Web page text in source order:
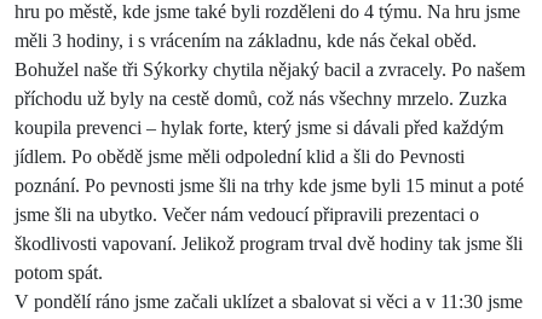
hru po městě, kde jsme také byli rozděleni do 4 týmu. Na hru jsme
měli 3 hodiny, i s vrácením na základnu, kde nás čekal oběd.
Bohužel naše tři Sýkorky chytila nějaký bacil a zvracely. Po našem
příchodu už byly na cestě domů, což nás všechny mrzelo. Zuzka
koupila prevenci – hylak forte, který jsme si dávali před každým
jídlem. Po obědě jsme měli odpolední klid a šli do Pevnosti
poznání. Po pevnosti jsme šli na trhy kde jsme byli 15 minut a poté
jsme šli na ubytko. Večer nám vedoucí připravili prezentaci o
škodlivosti vapovaní. Jelikož program trval dvě hodiny tak jsme šli
potom spát.
V pondělí ráno jsme začali uklízet a sbalovat si věci a v 11:30 jsme